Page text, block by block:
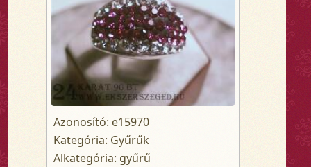
Azonosító: e15970
Kategória: Gyűrűk
Alkategória: gyűrű